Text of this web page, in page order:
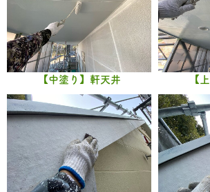
【中塗り】軒天井 【